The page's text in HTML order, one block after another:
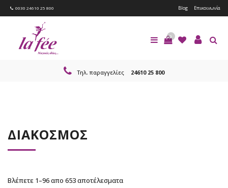
0030 24610 25 800 Blog Επικοινωνία
0
Τηλ. παραγγελίες 24610 25 800
ΔΙΑΚΟΣΜΟΣ
Βλέπετε 1–96 απο 653 αποτέλεσματα